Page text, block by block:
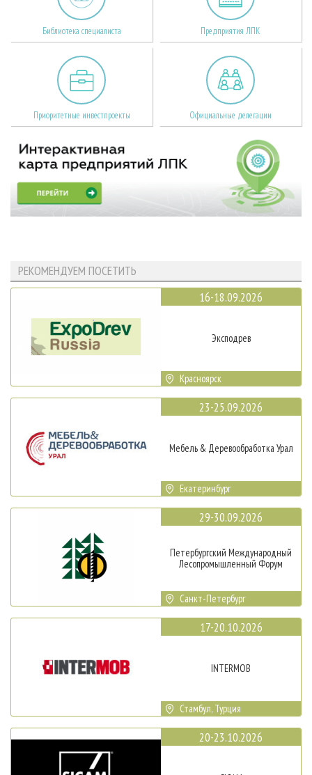
Библиотека специалиста Предприятия ЛПК
Приоритетные инвестпроекты Официальные делегации
РЕКОМЕНДУЕМ ПОСЕТИТЬ
16-18.09.2026
Эксподрев
Красноярск
23-25.09.2026
Мебель & Деревообработка Урал
Екатеринбург
29-30.09.2026
Петербургский Международный
Лесопромышленный Форум
Санкт-Петербург
17-20.10.2026
INTERMOB
Стамбул, Турция
20-23.10.2026